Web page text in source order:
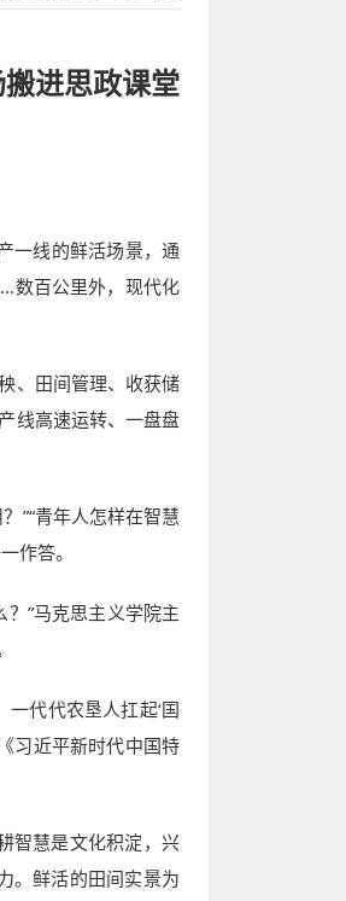
进思政课堂
一线的鲜活场景，通
数百公里外，现代化
、田间管理、收获储
线高速运转、一盘盘
”“青年人怎样在智慧
作答。
”马克思主义学院主
代代农垦人扛起‘国
习近平新时代中国特
智慧是文化积淀，兴
。鲜活的田间实景为